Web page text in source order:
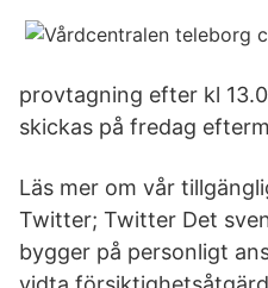
provtagning efter kl
skickas på fredag
Läs mer om vår
Twitter; Twitter Det
bygger på personligt